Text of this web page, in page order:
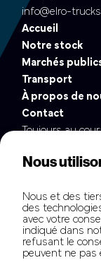
info@elro-
Accueil
Notre stock
Marchés
Transport
À propos de
Contact
Toujours au
Copyright ©
Nous
Nous et des
des
avec votre
indiqué dans
refusant le
peuvent ne pas